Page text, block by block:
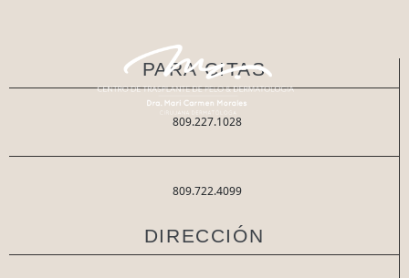
PARA CITAS
809.227.1028
809.722.4099
DIRECCIÓN